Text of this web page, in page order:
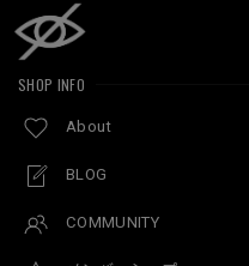
SHOP INFO
About
BLOG
COMMUNITY